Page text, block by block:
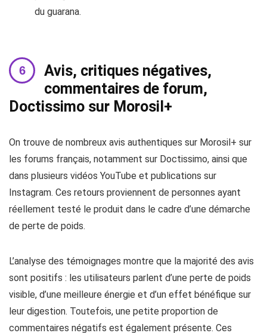
du guarana.
Avis, critiques négatives,
commentaires de forum,
Doctissimo sur Morosil+
On trouve de nombreux avis authentiques sur Morosil+ sur
les forums français, notamment sur Doctissimo, ainsi que
dans plusieurs vidéos YouTube et publications sur
Instagram. Ces retours proviennent de personnes ayant
réellement testé le produit dans le cadre d’une démarche
de perte de poids.
L’analyse des témoignages montre que la majorité des avis
sont positifs : les utilisateurs parlent d’une perte de poids
visible, d’une meilleure énergie et d’un effet bénéfique sur
leur digestion. Toutefois, une petite proportion de
commentaires négatifs est également présente. Ces